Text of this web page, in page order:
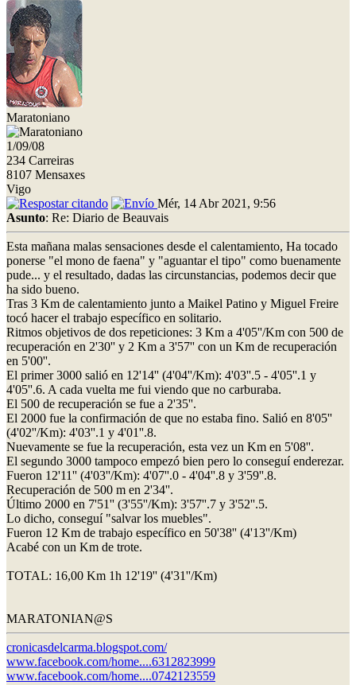
Maratoniano
1/09/08
234 Carreiras
8107 Mensaxes
Vigo
Mér, 14 Abr 2021, 9:56
Asunto: Re: Diario de Beauvais
Esta mañana malas sensaciones desde el calentamiento, Ha tocado
ponerse "el mono de faena" y "aguantar el tipo" como buenamente
pude... y el resultado, dadas las circunstancias, podemos decir que
ha sido bueno.
Tras 3 Km de calentamiento junto a Maikel Patino y Miguel Freire
tocó hacer el trabajo específico en solitario.
Ritmos objetivos de dos repeticiones: 3 Km a 4'05''/Km con 500 de
recuperación en 2'30'' y 2 Km a 3'57'' con un Km de recuperación
en 5'00''.
El primer 3000 salió en 12'14'' (4'04''/Km): 4'03''.5 - 4'05''.1 y
4'05''.6. A cada vuelta me fui viendo que no carburaba.
El 500 de recuperación se fue a 2'35''.
El 2000 fue la confirmación de que no estaba fino. Salió en 8'05''
(4'02''/Km): 4'03''.1 y 4'01''.8.
Nuevamente se fue la recuperación, esta vez un Km en 5'08''.
El segundo 3000 tampoco empezó bien pero lo conseguí enderezar.
Fueron 12'11'' (4'03''/Km): 4'07''.0 - 4'04''.8 y 3'59''.8.
Recuperación de 500 m en 2'34''.
Último 2000 en 7'51'' (3'55''/Km): 3'57''.7 y 3'52''.5.
Lo dicho, conseguí "salvar los muebles".
Fueron 12 Km de trabajo específico en 50'38'' (4'13''/Km)
Acabé con un Km de trote.
TOTAL: 16,00 Km 1h 12'19'' (4'31''/Km)
MARATONIAN@S
cronicasdelcarma.blogspot.com/
www.facebook.com/home....6312823999
www.facebook.com/home....0742123559